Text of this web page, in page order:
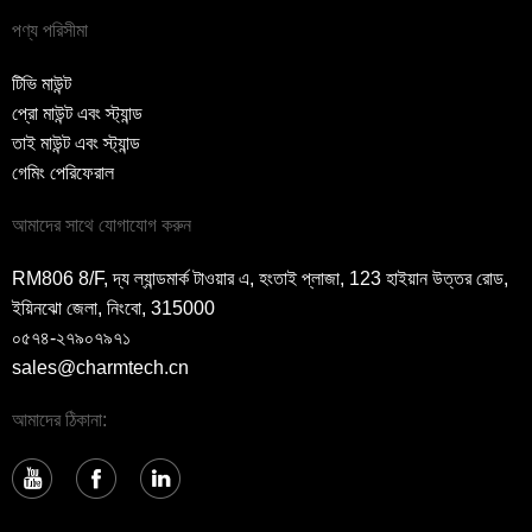
পণ্য পরিসীমা
টিভি মাউন্ট
প্রো মাউন্ট এবং স্ট্যান্ড
তাই মাউন্ট এবং স্ট্যান্ড
গেমিং পেরিফেরাল
আমাদের সাথে যোগাযোগ করুন
RM806 8/F, দ্য ল্যান্ডমার্ক টাওয়ার এ, হংতাই প্লাজা, 123 হাইয়ান উত্তর রোড,
ইয়িনঝো জেলা, নিংবো, 315000
০৫৭৪-২৭৯০৭৯৭১
sales@charmtech.cn
আমাদের ঠিকানা: